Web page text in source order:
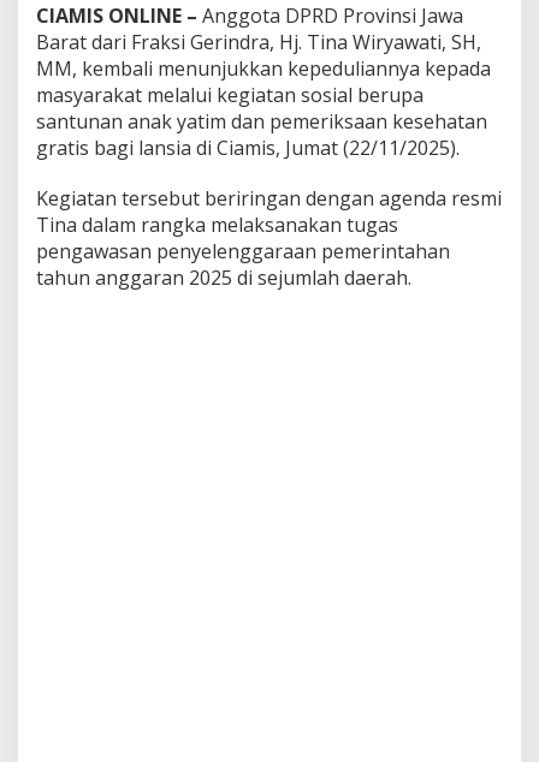
CIAMIS ONLINE – Anggota DPRD Provinsi Jawa
Barat dari Fraksi Gerindra, Hj. Tina Wiryawati, SH,
MM, kembali menunjukkan kepeduliannya kepada
masyarakat melalui kegiatan sosial berupa
santunan anak yatim dan pemeriksaan kesehatan
gratis bagi lansia di Ciamis, Jumat (22/11/2025).
Kegiatan tersebut beriringan dengan agenda resmi
Tina dalam rangka melaksanakan tugas
pengawasan penyelenggaraan pemerintahan
tahun anggaran 2025 di sejumlah daerah.